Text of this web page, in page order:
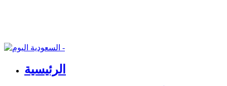
الرئيسية